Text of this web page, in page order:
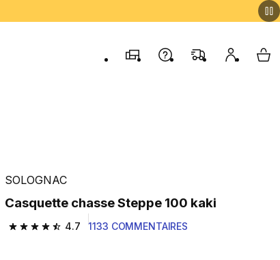
MagasinsContactez-nous
FAQ Mon My
SOLOGNAC
Casquette chasse Steppe 100 kaki
4.7
4.7 out of 5 stars from 1133 reviews
1133 COMMENTAIRES